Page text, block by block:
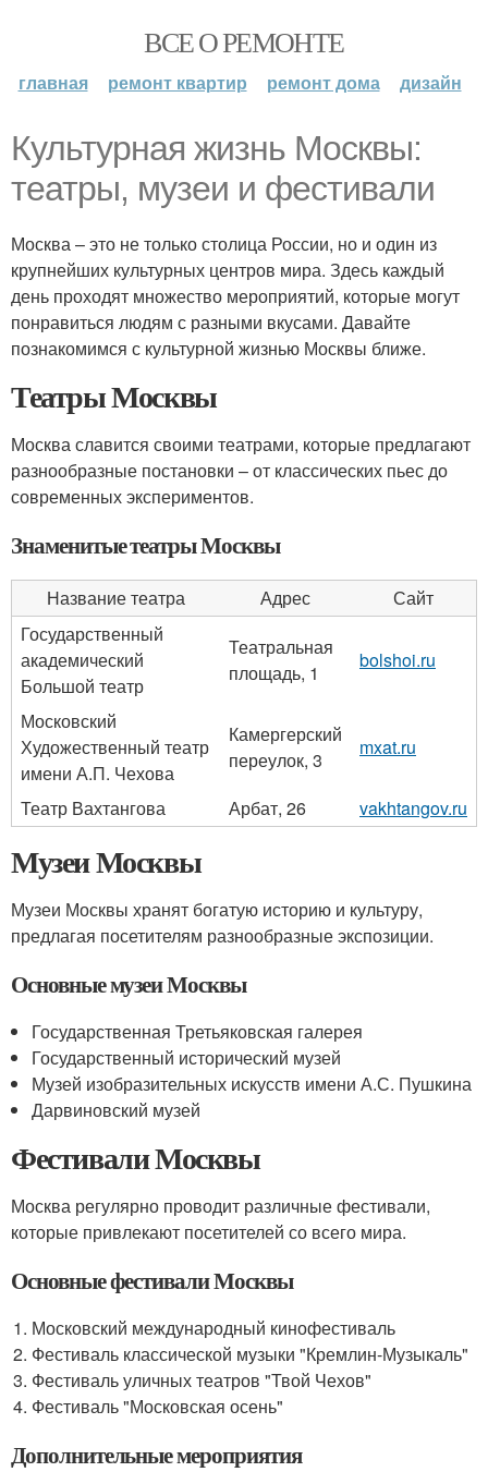
ВСЕ О РЕМОНТЕ
главная ремонт квартир ремонт дома дизайн
Культурная жизнь Москвы:
театры, музеи и фестивали
Москва – это не только столица России, но и один из
крупнейших культурных центров мира. Здесь каждый
день проходят множество мероприятий, которые могут
понравиться людям с разными вкусами. Давайте
познакомимся с культурной жизнью Москвы ближе.
Театры Москвы
Москва славится своими театрами, которые предлагают
разнообразные постановки – от классических пьес до
современных экспериментов.
Знаменитые театры Москвы
Название театра Адрес
Сайт
Государственный
академический
Большой театр
Театральная
площадь, 1
bolshoi.ru
Московский
Художественный театр
имени А.П. Чехова
Камергерский
переулок, 3
mxat.ru
Театр Вахтангова Арбат, 26 vakhtangov.ru
Музеи Москвы
Музеи Москвы хранят богатую историю и культуру,
предлагая посетителям разнообразные экспозиции.
Основные музеи Москвы
Государственная Третьяковская галерея
Государственный исторический музей
Музей изобразительных искусств имени А.С. Пушкина
Дарвиновский музей
Фестивали Москвы
Москва регулярно проводит различные фестивали,
которые привлекают посетителей со всего мира.
Основные фестивали Москвы
Московский международный кинофестиваль
Фестиваль классической музыки "Кремлин-Музыкаль"
Фестиваль уличных театров "Твой Чехов"
Фестиваль "Московская осень"
Дополнительные мероприятия